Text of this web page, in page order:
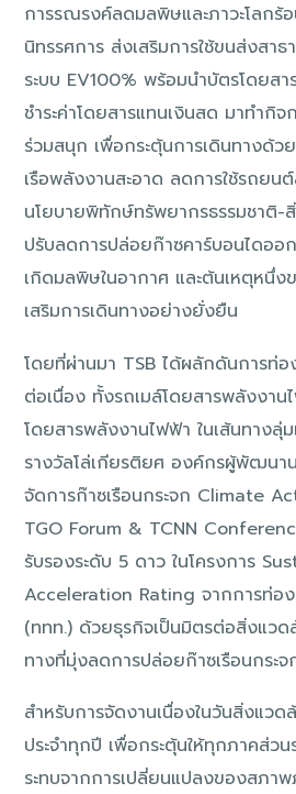
การรณรงค์ลดมลพิษและภาวะโลกร้
นิทรรศการ ส่งเสริมการใช้ขนส่งสา
ระบบ EV100% พร้อมนำบัตรโดยส
ชำระค่าโดยสารแทนเงินสด มาทำกิจ
ร่วมสนุก เพื่อกระตุ้นการเดินทางด้
เรือพลังงานสะอาด ลดการใช้รถยน
นโยบายพิทักษ์ทรัพยากรธรรมชาติ-
ปรับลดการปล่อยก๊าซคาร์บอนไดออ
เกิดมลพิษในอากาศ และต้นเหตุหนึ่
เสริมการเดินทางอย่างยั่งยืน
โดยที่ผ่านมา TSB ได้ผลักดันการท่
ต่อเนื่อง ทั้งรถเมล์โดยสารพลังงาน
โดยสารพลังงานไฟฟ้า ในเส้นทางลุ่
รางวัลโล่เกียรติยศ องค์กรผู้พัฒนา
จัดการก๊าซเรือนกระจก Climate
TGO Forum & TCNN
รับรองระดับ 5 ดาว ในโครงการ
Acceleration Rating จากการท่อง
(ททท.) ด้วยธุรกิจเป็นมิตรต่อสิ่งแว
ทางที่มุ่งลดการปล่อยก๊าซเรือนกระ
สำหรับการจัดงานเนื่องในวันสิ่งแว
ประจำทุกปี เพื่อกระตุ้นให้ทุกภาคส่
ระทบจากการเปลี่ยนแปลงของสภา